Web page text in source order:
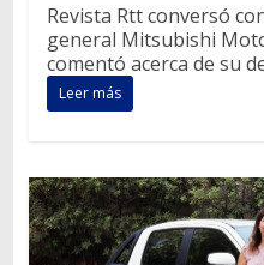
Revista Rtt conversó
general Mitsubishi
comentó acerca de su
Leer más